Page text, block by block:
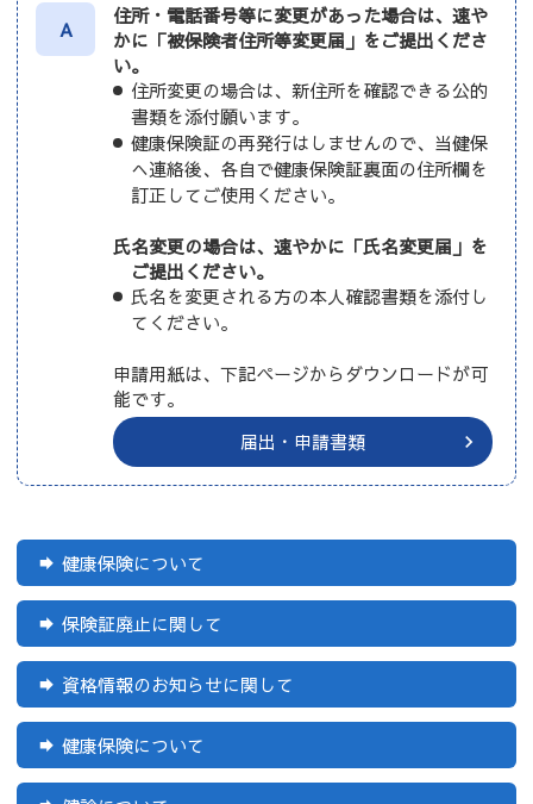
健康保険について
保険証廃止に関して
資格情報のお知らせに関して
健康保険について
A
住所・電話番号等に変更があった場合は、速や
かに「被保険者住所等変更届」をご提出くださ
い。
住所変更の場合は、新住所を確認できる公的
書類を添付願います。
健康保険証の再発行はしませんので、当健保
へ連絡後、各自で健康保険証裏面の住所欄を
訂正してご使用ください。
氏名変更の場合は、速やかに「氏名変更届」を
ご提出ください。
氏名を変更される方の本人確認書類を添付し
てください。
申請用紙は、下記ページからダウンロードが可
能です。
届出・申請書類